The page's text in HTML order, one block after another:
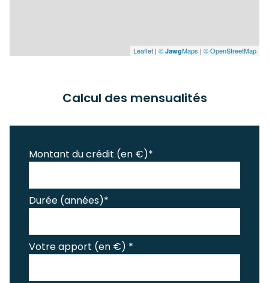
Leaflet | © JawgMaps | © OpenStreetMap
Calcul des mensualités
Montant du crédit (en €)*
Durée (années)*
Votre apport (en €) *